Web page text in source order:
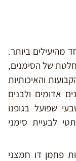
מהיעילים ביותר.
של הסימנים,
והאיכותיות
אדומים ולבנים
שפועל בגופנו
לבעיית סימני
פחמן דו חמצני